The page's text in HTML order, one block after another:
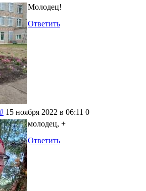
Молодец!
Ответить
# 15 ноября 2022 в 06:11 0
молодец, +
Ответить